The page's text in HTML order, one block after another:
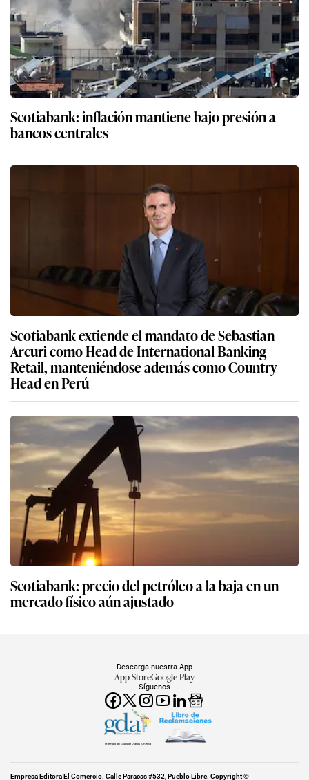
Scotiabank: inflación mantiene bajo presión a
bancos centrales
Scotiabank extiende el mandato de Sebastian
Arcuri como Head de International Banking
Retail, manteniéndose además como Country
Head en Perú
Scotiabank: precio del petróleo a la baja en un
mercado físico aún ajustado
Síguenos
Descarga nuestra App
App StoreGoogle Play
Miembro del Grupo de Diarios América
Empresa Editora El Comercio. Calle Paracas #532, Pueblo Libre. Copyright ©